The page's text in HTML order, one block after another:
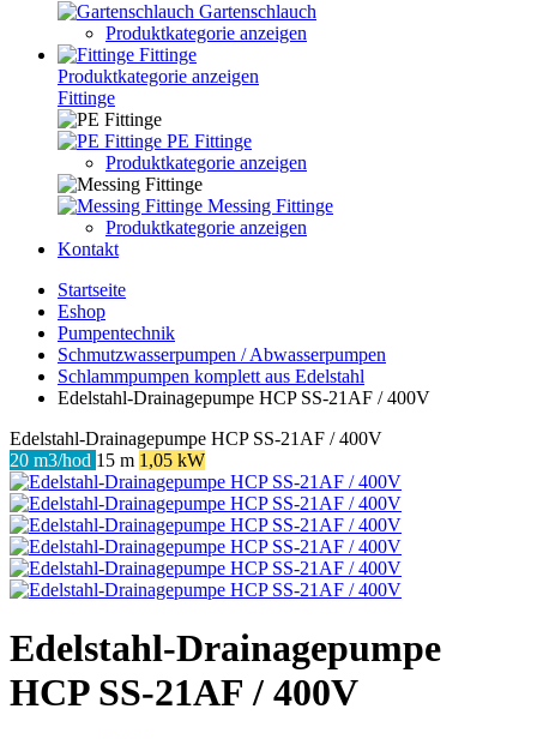
Gartenschlauch
Produktkategorie anzeigen
Fittinge
Produktkategorie anzeigen
Fittinge
PE Fittinge
Produktkategorie anzeigen
Messing Fittinge
Produktkategorie anzeigen
Kontakt
Startseite
Eshop
Pumpentechnik
Schmutzwasserpumpen / Abwasserpumpen
Schlammpumpen komplett aus Edelstahl
Edelstahl-Drainagepumpe HCP SS-21AF / 400V
Edelstahl-Drainagepumpe HCP SS-21AF / 400V
20 m3/hod 15 m 1,05 kW
Edelstahl-Drainagepumpe
HCP SS-21AF / 400V